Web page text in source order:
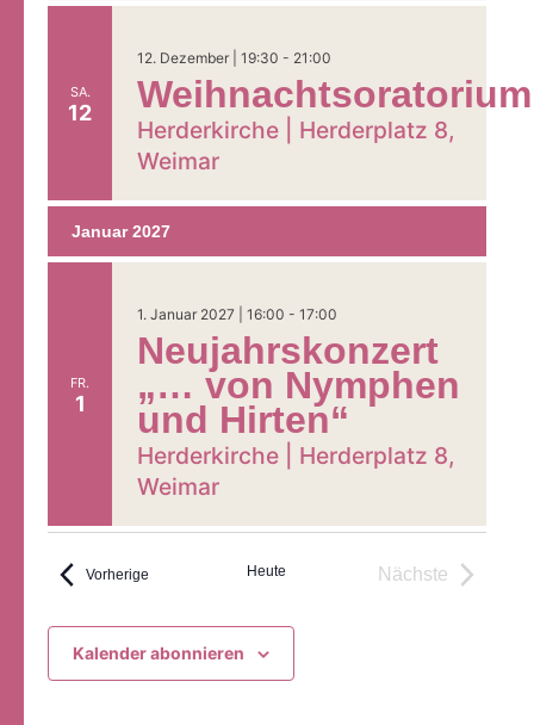
Angebote &
Einladungen
Seelsorge &
Ehrenamt
SA.
12
12. Dezember | 19:30 - 21:00
Weihnachtsoratorium
Herderkirche | Herderplatz 8,
Weimar
Januar 2027
FR.
1
1. Januar 2027 | 16:00 - 17:00
Neujahrskonzert
„… von Nymphen
und Hirten“
Herderkirche | Herderplatz 8,
Weimar
Vorherige VeranstaltungenHeute
Nächste
Kalender abonnieren